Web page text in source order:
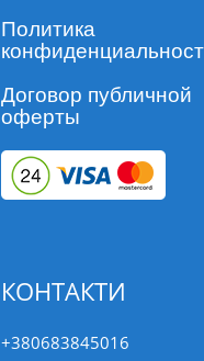
Политика
Договор публичной
оферты
КОНТАКТИ
+380683845016